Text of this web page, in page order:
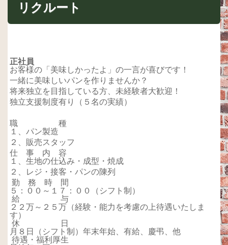
リクルート
正社員
お客様の「美味しかったよ」の一言が喜びです！
一緒に美味しいパンを作りませんか？
将来独立を目指している方、未経験者大歓迎！
独立支援制度有り（５名の実績）
職 種
１、パン製造
２、販売スタッフ
仕 事 内 容
１、生地の仕込み・成型・焼成
２、レジ・接客・パンの陳列
勤 務 時 間
５：００～１７：００（シフト制）
給 与
２２万～２５万（経験・能力を考慮の上待遇いたしま
す）
休 日
月８日（シフト制）年末年始、有給、慶弔、他
待遇・福利厚生